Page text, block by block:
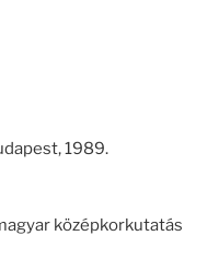
1989.
középkorkutatás